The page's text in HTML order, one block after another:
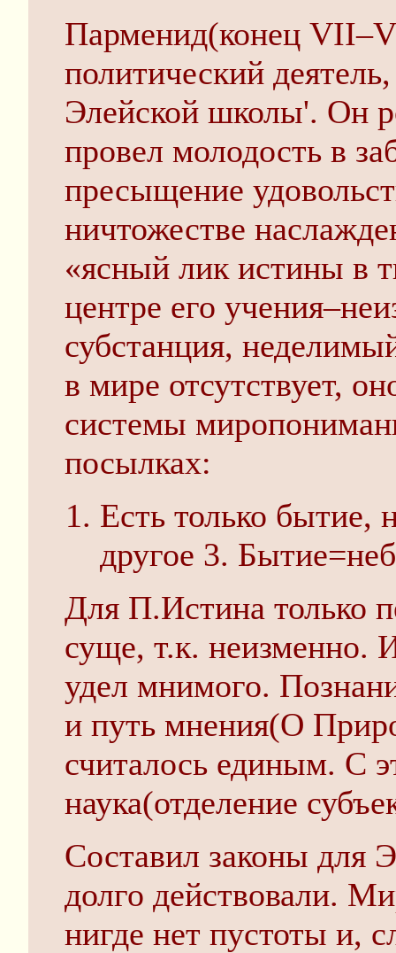
Парменид(конец
политичес­кий
Элейской школы'. Он
провел молодость в
пресыщение
ничтожестве
«ясный лик истины в
центре его
субстанция,
в мире отсутствует,
системы
посылках:
Есть только бытие,
другое 3.
Для П.Истина только
суще, т.к. неизменно.
удел мнимого.
и путь мнения(О
считалось единым. С
наука(отделение
Составил законы для
долго действовали.
нигде нет пустоты и,